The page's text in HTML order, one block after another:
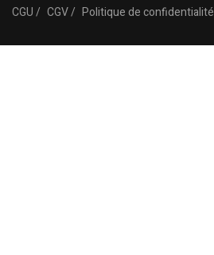
CGU / CGV / Politique de confidentialité